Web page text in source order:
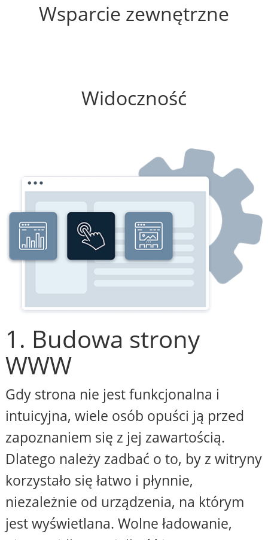
Wsparcie zewnętrzne
Widoczność
1. Budowa strony
WWW
Gdy strona nie jest funkcjonalna i
intuicyjna, wiele osób opuści ją przed
zapoznaniem się z jej zawartością.
Dlatego należy zadbać o to, by z witryny
korzystało się łatwo i płynnie,
niezależnie od urządzenia, na którym
jest wyświetlana. Wolne ładowanie,